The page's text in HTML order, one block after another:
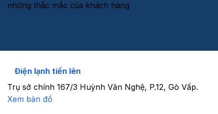
những thắc mắc của khách hàng
Điện lạnh tiến lên
Trụ sở chính 167/3 Huỳnh Văn Nghệ, P.12, Gò Vấp.
Xem bản đồ